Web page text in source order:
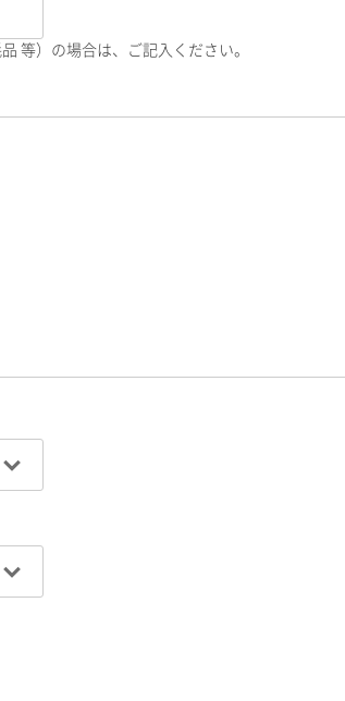
等）の場合は、ご記入ください。